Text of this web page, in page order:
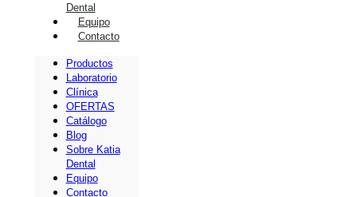
Dental
Equipo
Contacto
Productos
Laboratorio
Clínica
OFERTAS
Catálogo
Blog
Sobre Katia
Dental
Equipo
Contacto